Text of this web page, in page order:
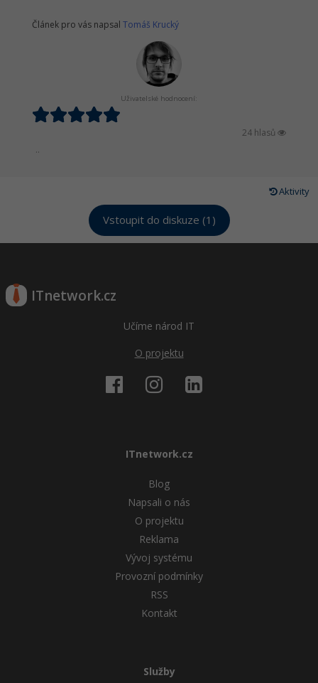
Článek pro vás napsal Tomáš Krucký
Uživatelské hodnocení:
24 hlasů
..
Aktivity
Vstoupit do diskuze (1)
ITnetwork.cz
Učíme národ IT
O projektu
ITnetwork.cz
Blog
Napsali o nás
O projektu
Reklama
Vývoj systému
Provozní podmínky
RSS
Kontakt
Služby